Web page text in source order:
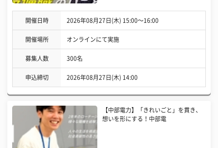
開催日時 2026年08月27日(木) 15:00〜16:00
開催場所 オンラインにて実施
募集人数 300名
申込締切 2026年08月27日(木) 14:00
【中部電力】「きれいごと」を貫き、
想いを形にする！中部電